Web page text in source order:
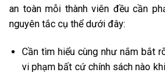
an toàn mỗi thành viên đều cần
nguyên tắc cụ thể dưới đây:
Cần tìm hiểu cùng như nắm bắt
vi phạm bất cứ chính sách nào